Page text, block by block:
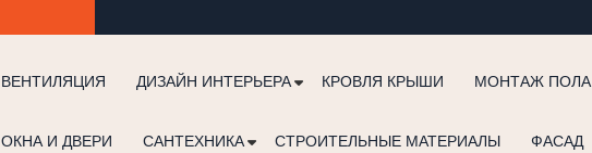
ВЕНТИЛЯЦИЯ ДИЗАЙН ИНТЕРЬЕРА КРОВЛЯ КРЫШИ МОНТАЖ ПОЛА
ОКНА И ДВЕРИ САНТЕХНИКА СТРОИТЕЛЬНЫЕ МАТЕРИАЛЫ ФАСАД